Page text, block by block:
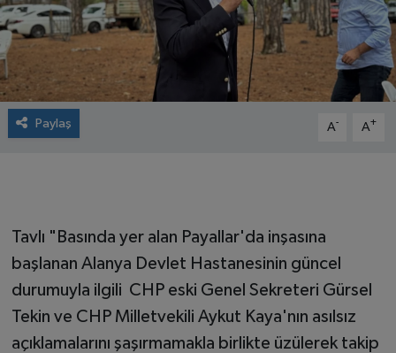
Paylaş A- A+
Tavlı "Basında yer alan Payallar'da inşasına
başlanan Alanya Devlet Hastanesinin güncel
durumuyla ilgili CHP eski Genel Sekreteri Gürsel
Tekin ve CHP Milletvekili Aykut Kaya'nın asılsız
açıklamalarını şaşırmamakla birlikte üzülerek takip